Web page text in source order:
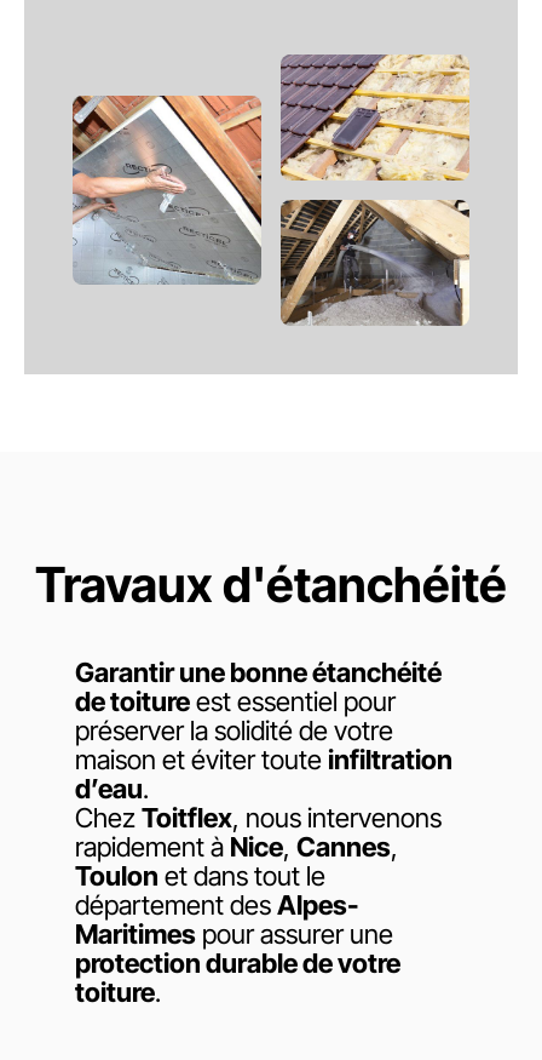
Travaux d'étanchéité
Garantir une bonne étanchéité
de toitureest essentiel pour
préserver la solidité de votre
maison et éviter toute infiltration
d’eau.
ChezToitflex, nous intervenons
rapidement à Nice,Cannes,
Toulon et dans tout le
département desAlpes-
Maritimes pour assurer une
protection durable de votre
toiture.